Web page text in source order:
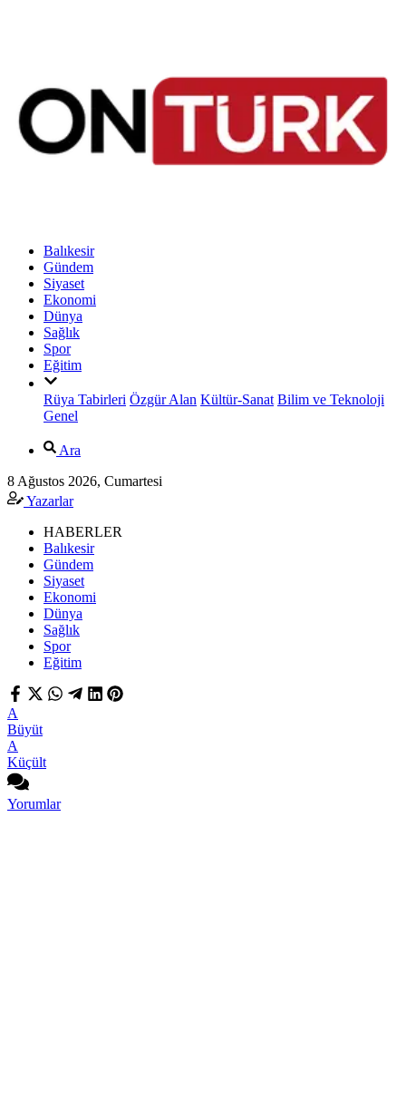
Balıkesir
Gündem
Siyaset
Ekonomi
Dünya
Sağlık
Spor
Eğitim
Rüya Tabirleri Özgür Alan Kültür-Sanat Bilim ve Teknoloji
Genel
Ara
8 Ağustos 2026, Cumartesi
Yazarlar
HABERLER
Balıkesir
Gündem
Siyaset
Ekonomi
Dünya
Sağlık
Spor
Eğitim
A
Büyüt
A
Küçült
Yorumlar